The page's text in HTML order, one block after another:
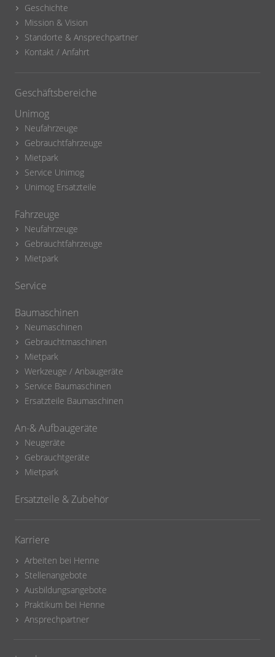
Geschichte
Mission & Vision
Standorte & Ansprechpartner
Kontakt / Anfahrt
Geschäftsbereiche
Unimog
Neufahrzeuge
Gebrauchtfahrzeuge
Mietpark
Service Unimog
Unimog Ersatzteile
Fahrzeuge
Neufahrzeuge
Gebrauchtfahrzeuge
Mietpark
Service
Baumaschinen
Neumaschinen
Gebrauchtmaschinen
Mietpark
Werkzeuge / Anbaugeräte
Service Baumaschinen
Ersatzteile Baumaschinen
An-& Aufbaugeräte
Neugeräte
Gebrauchtgeräte
Mietpark
Ersatzteile & Zubehör
Karriere
Arbeiten bei Henne
Stellenangebote
Ausbildungsangebote
Praktikum bei Henne
Ansprechpartner